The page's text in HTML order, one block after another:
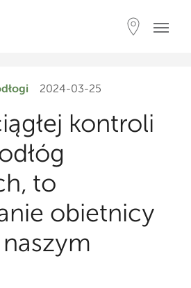
2024-03-25
kontroli
to
obietnicy